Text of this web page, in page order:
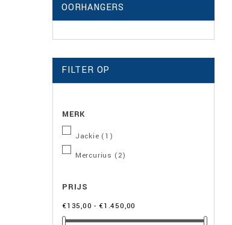
OORHANGERS
FILTER OP
MERK
Jackie (1)
Mercurius (2)
PRIJS
€135,00 - €1.450,00